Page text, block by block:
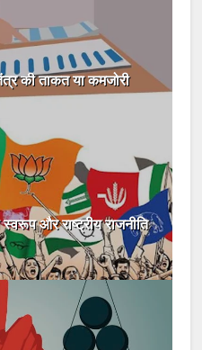
की ताकत या कमजोरी
और राष्ट्रीय राजनीति